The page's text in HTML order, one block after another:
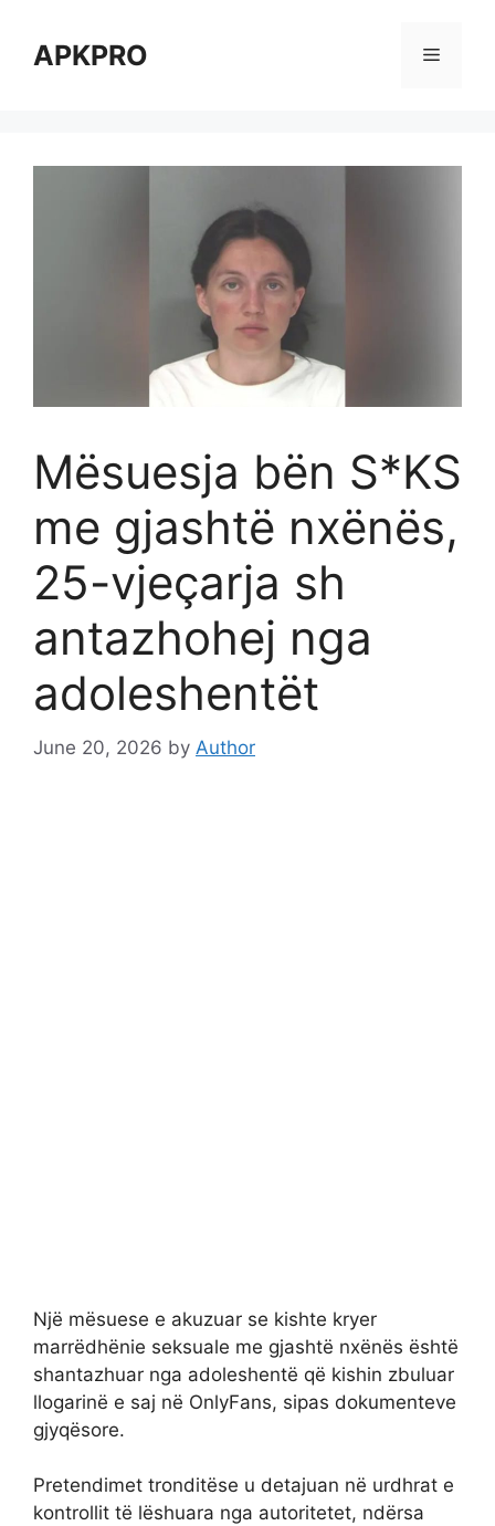
contentAPKPRO Menu
Mësuesja bën S*KS
me gjashtë nxënës,
25-vjeçarja sh
antazhohej nga
adoleshentët
June 20, 2026 by Author
Një mësuese e akuzuar se kishte kryer
marrëdhënie seksuale me gjashtë nxënës është
shantazhuar nga adoleshentë që kishin zbuluar
llogarinë e saj në OnlyFans, sipas dokumenteve
gjyqësore.
Pretendimet tronditëse u detajuan në urdhrat e
kontrollit të lëshuara nga autoritetet, ndërsa